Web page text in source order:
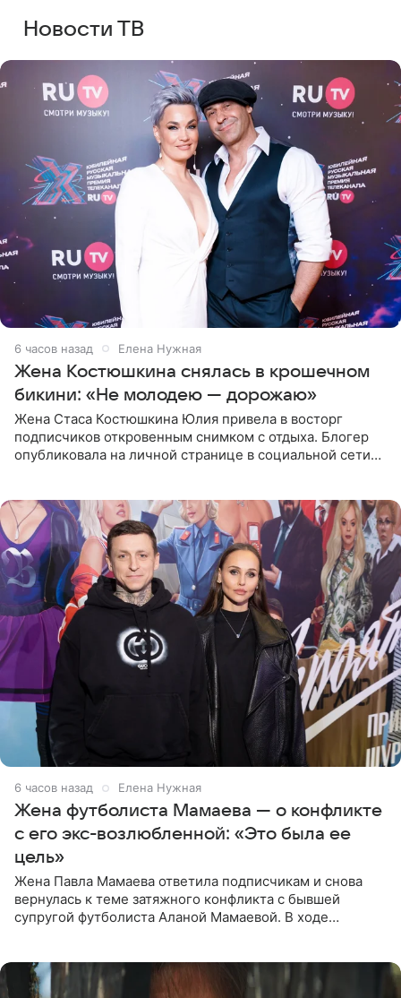
Новости ТВ
6 часов назад Елена Нужная
Жена Костюшкина снялась в крошечном
бикини: «Не молодею — дорожаю»
Жена Стаса Костюшкина Юлия привела в восторг
подписчиков откровенным снимком с отдыха. Блогер
опубликовала на личной странице в социальной сети
6 часов назад Елена Нужная
Жена футболиста Мамаева — о конфликте
с его экс-возлюбленной: «Это была ее
цель»
Жена Павла Мамаева ответила подписчикам и снова
вернулась к теме затяжного конфликта с бывшей
супругой футболиста Аланой Мамаевой. В ходе